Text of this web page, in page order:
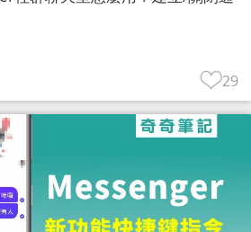
29